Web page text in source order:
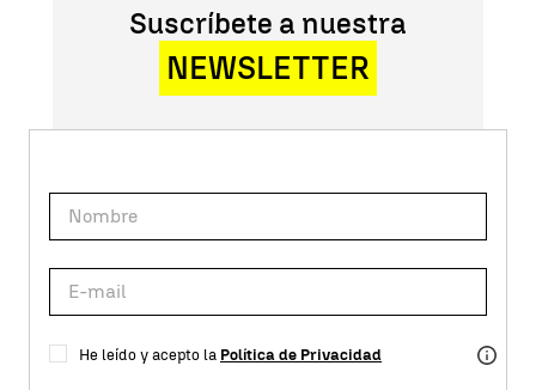
Suscríbete a nuestra
NEWSLETTER
He leído y acepto la Política de Privacidad